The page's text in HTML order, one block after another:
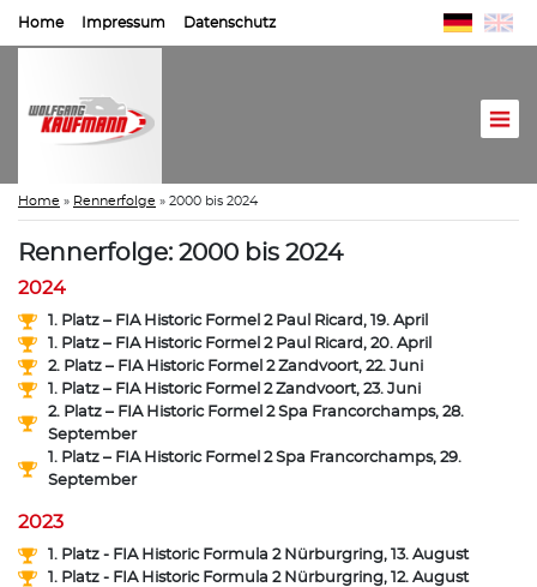
Home Impressum Datenschutz
Home » Rennerfolge » 2000 bis 2024
Rennerfolge: 2000 bis 2024
2024
1. Platz – FIA Historic Formel 2 Paul Ricard, 19. April
1. Platz – FIA Historic Formel 2 Paul Ricard, 20. April
2. Platz – FIA Historic Formel 2 Zandvoort, 22. Juni
1. Platz – FIA Historic Formel 2 Zandvoort, 23. Juni
2. Platz – FIA Historic Formel 2 Spa Francorchamps, 28.
September
1. Platz – FIA Historic Formel 2 Spa Francorchamps, 29.
September
2023
1. Platz - FIA Historic Formula 2 Nürburgring, 13. August
1. Platz - FIA Historic Formula 2 Nürburgring, 12. August